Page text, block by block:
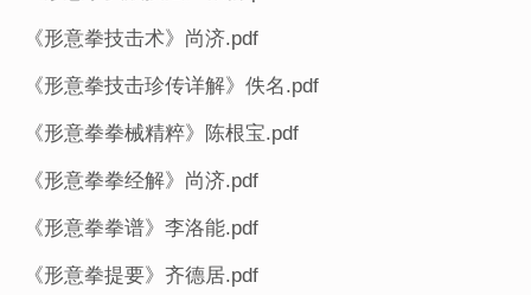
《形意拳技击术》尚济.pdf
《形意拳技击珍传详解》佚名.pdf
《形意拳拳械精粹》陈根宝.pdf
《形意拳拳经解》尚济.pdf
《形意拳拳谱》李洛能.pdf
《形意拳提要》齐德居.pdf